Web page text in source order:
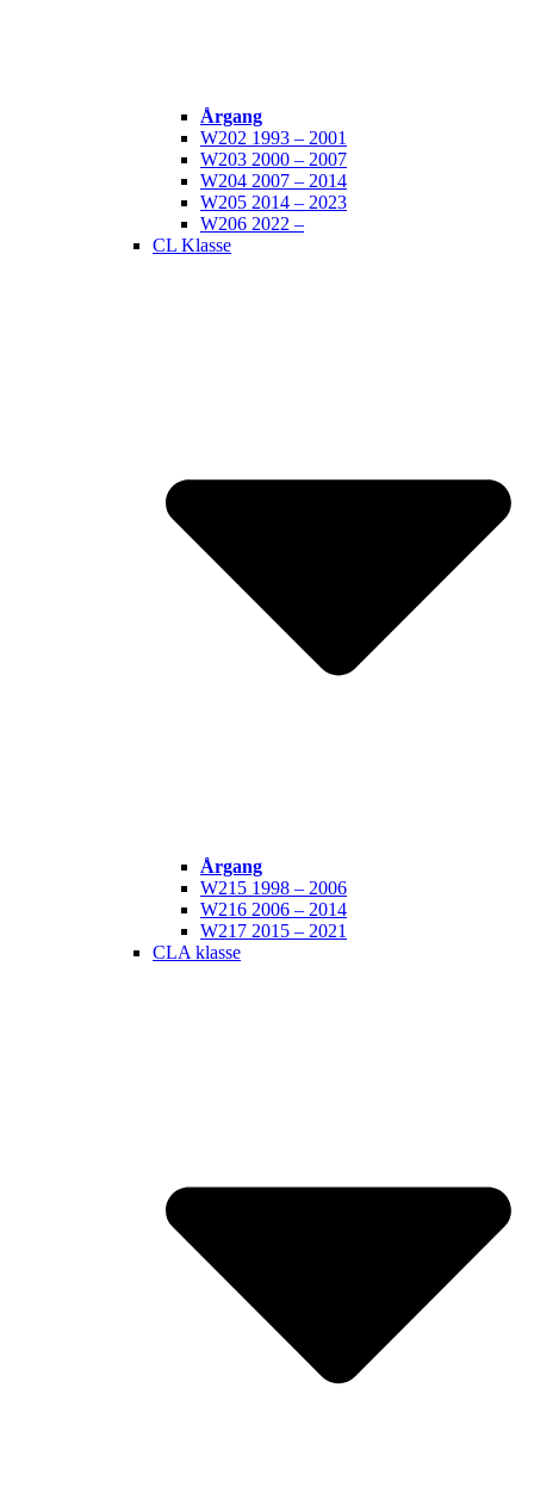
Årgang
W202 1993 – 2001
W203 2000 – 2007
W204 2007 – 2014
W205 2014 – 2023
W206 2022 –
CL Klasse
Årgang
W215 1998 – 2006
W216 2006 – 2014
W217 2015 – 2021
CLA klasse